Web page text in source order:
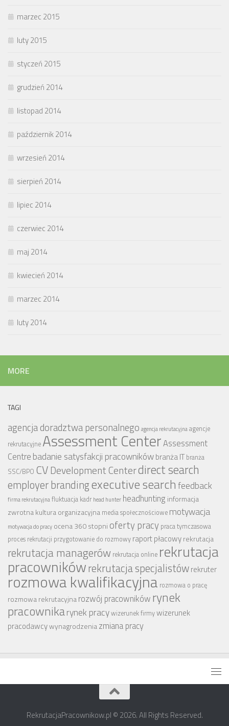
marzec 2015
luty 2015
styczeń 2015
grudzień 2014
listopad 2014
październik 2014
wrzesień 2014
sierpień 2014
lipiec 2014
czerwiec 2014
maj 2014
kwiecień 2014
marzec 2014
luty 2014
MORE
TAGI
agencja doradztwa personalnego agencja rekrutacyjnaagencje
rekrutacyjne Assessment CenterAssessment
Centre badanie satysfakcji pracownikówbranża IT branża
SSC/BPO CV Development Centerdirect search
employer brandingexecutive searchfeedback
firma rekrutacyjnafluktuacja kadr head hunter headhunting informacja
zwrotnakultura organizacyjna media społecznościowe motywacja
motywacja do pracy ocena 360 stopni oferty pracy praca tymczasowa
proces rekrutacji przygotowanie do rozmowy raport płacowyrekrutacja
rekrutacja managerów rekrutacja online rekrutacja
pracownikówrekrutacja specjalistówrekruter
rozmowa kwalifikacyjna rozmowa o pracę
rozmowa rekrutacyjnarozwój pracowników rynek
pracownikarynek pracywizerunek firmywizerunek
pracodawcywynagrodzeniazmiana pracy
RekrutacjaPracownikow.pl © 2026. All Rights Reserved.